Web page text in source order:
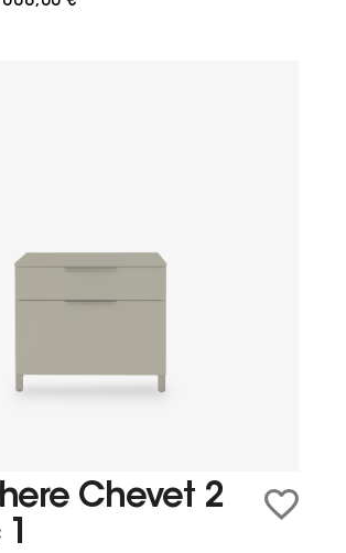
Chevet 2